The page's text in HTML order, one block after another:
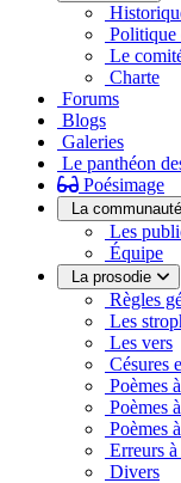
Politique
Le
Charte
Forums
Blogs
Galeries
Le panthéon
Poésimage
La communauté
Les
Équipe
La prosodie
Règles
Les
Les vers
Césures
Poèmes
Poèmes
Poèmes
Erreurs
Divers